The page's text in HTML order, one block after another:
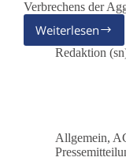
Verbrechens der
Weiterlesen
dieBasis
zeigt
an
Redaktion
Allgemein,